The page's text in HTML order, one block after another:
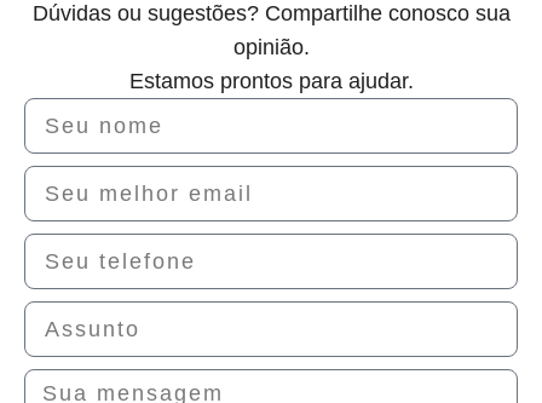
Dúvidas ou sugestões? Compartilhe conosco sua
opinião.
Estamos prontos para ajudar.